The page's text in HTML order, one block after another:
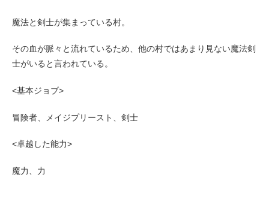
魔法と剣士が集まっている村。
その血が脈々と流れているため、他の村ではあまり見ない魔法剣
士がいると言われている。
<基本ジョブ>
冒険者、メイジプリースト、剣士
<卓越した能力>
魔力、力